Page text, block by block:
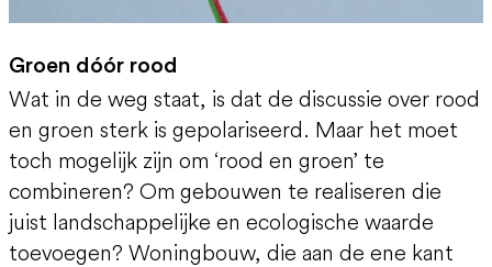
Groen dóór rood
Wat in de weg staat, is dat de discussie over rood
en groen sterk is gepolariseerd. Maar het moet
toch mogelijk zijn om ‘rood en groen’ te
combineren? Om gebouwen te realiseren die
juist landschappelijke en ecologische waarde
toevoegen? Woningbouw, die aan de ene kant